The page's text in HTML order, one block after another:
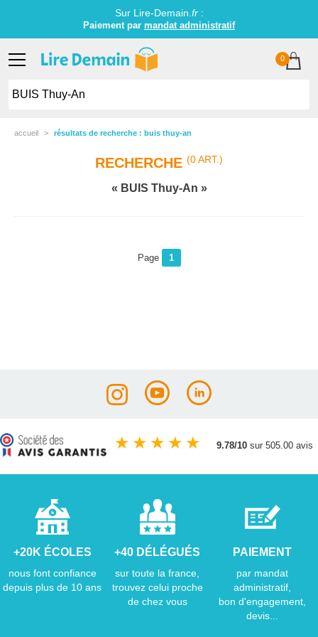
Sur Lire-Demain. fr:
Paiement par mandat administratif
0
accueil résultats de recherche : buis thuy-an
RECHERCHE (0 ART.)
BUIS Thuy-An
Page 1
★ ★ ★ ★ ★ 9.78/10 sur 505.00 avis
+20K ÉCOLES
nous font confiance
depuis plus de 10 ans
+40 DÉLÉGUÉS
sur toute la france,
trouvez celui proche
de chez vous
PAIEMENT
par mandat
administratif,
bon d'engagement,
devis...